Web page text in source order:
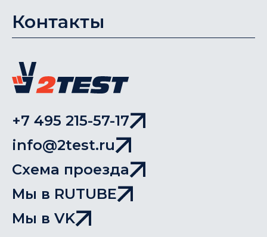
Контакты
+7 495 215-57-17
info@2test.ru
Схема проезда
Мы в RUTUBE
Мы в VK